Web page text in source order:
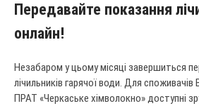
Передавайте показання
онлайн!
Незабаром у цьому місяці завершиться
лічильників гарячої води. Для
ПРАТ «Черкаське хімволокно» доступні